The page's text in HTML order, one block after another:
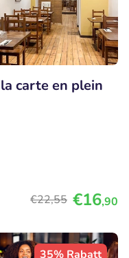
carte en plein
€22,55 €16,90
35% Rabatt